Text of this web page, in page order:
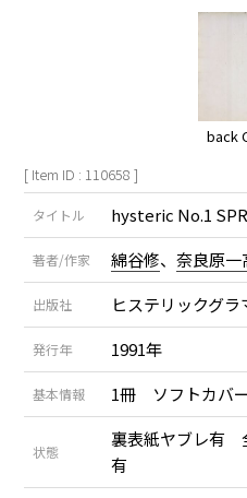
back
[ Item ID : 110658 ]
タイトル hysteric No.1
著者/作家 綿谷修、奈良原一
出版社 ヒステリックグラ
発行年 1991年
基本情報 1冊 ソフトカバ
状態
裏表紙ヤブレ有
有